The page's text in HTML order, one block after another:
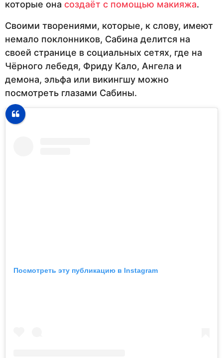
которые она создаёт с помощью макияжа.
Своими творениями, которые, к слову, имеют
немало поклонников, Сабина делится на
своей странице в социальных сетях, где на
Чёрного лебедя, Фриду Кало, Ангела и
демона, эльфа или викингшу можно
посмотреть глазами Сабины.
Посмотреть эту публикацию в Instagram